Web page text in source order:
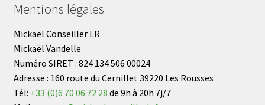
Mentions légales
Mickaël Conseiller LR
Mickaël Vandelle
Numéro SIRET : 824 134 506 00024
Adresse : 160 route du Cernillet 39220 Les Rousses
Tél: +33 (0)6 70 06 72 28 de 9h à 20h 7j/7